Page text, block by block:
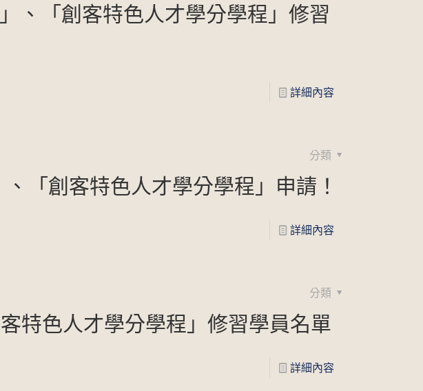
、「創客特色人才學分學程」修習
詳細內容
分類
「創客特色人才學分學程」申請！
詳細內容
分類
特色人才學分學程」修習學員名單
詳細內容